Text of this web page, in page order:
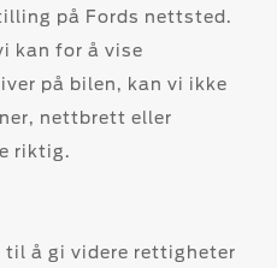
på Fords nettsted.
kan for å vise
på bilen, kan vi ikke
nettbrett eller
riktig.
til å gi videre rettigheter